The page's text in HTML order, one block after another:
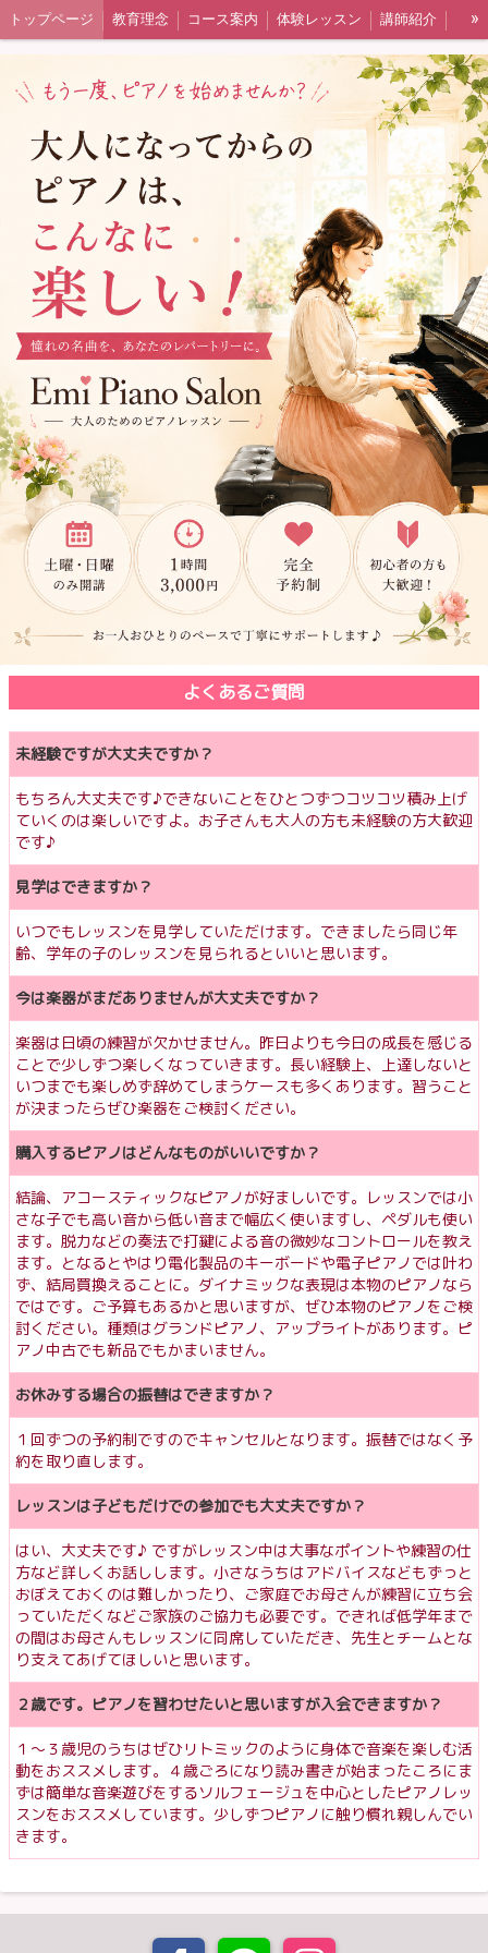
トップページ 教育理念 コース案内 体験レッスン 講師紹介
ピアノの選び方
ピアノ選びお問い合わせフォーム ギャラリー
»
よくあるご質問
未経験ですが大丈夫ですか？
もちろん大丈夫です♪できないことをひとつずつコツコツ積み上げ
ていくのは楽しいですよ。お子さんも大人の方も未経験の方大歓迎
です♪
見学はできますか？
いつでもレッスンを見学していただけます。できましたら同じ年
齢、学年の子のレッスンを見られるといいと思います。
今は楽器がまだありませんが大丈夫ですか？
楽器は日頃の練習が欠かせません。昨日よりも今日の成長を感じる
ことで少しずつ楽しくなっていきます。長い経験上、上達しないと
いつまでも楽しめず辞めてしまうケースも多くあります。習うこと
が決まったらぜひ楽器をご検討ください。
購入するピアノはどんなものがいいですか？
結論、アコースティックなピアノが好ましいです。レッスンでは小
さな子でも高い音から低い音まで幅広く使いますし、ペダルも使い
ます。脱力などの奏法で打鍵による音の微妙なコントロールを教え
ます。となるとやはり電化製品のキーボードや電子ピアノでは叶わ
ず、結局買換えることに。ダイナミックな表現は本物のピアノなら
ではです。ご予算もあるかと思いますが、ぜひ本物のピアノをご検
討ください。種類はグランドピアノ、アップライトがあります。ピ
アノ中古でも新品でもかまいません。
お休みする場合の振替はできますか？
１回ずつの予約制ですのでキャンセルとなります。振替ではなく予
約を取り直します。
レッスンは子どもだけでの参加でも大丈夫ですか？
はい、大丈夫です♪ ですがレッスン中は大事なポイントや練習の仕
方など詳しくお話しします。小さなうちはアドバイスなどもずっと
おぼえておくのは難しかったり、ご家庭でお母さんが練習に立ち会
っていただくなどご家族のご協力も必要です。できれば低学年まで
の間はお母さんもレッスンに同席していただき、先生とチームとな
り支えてあげてほしいと思います。
２歳です。ピアノを習わせたいと思いますが入会できますか？
１〜３歳児のうちはぜひリトミックのように身体で音楽を楽しむ活
動をおススメします。４歳ごろになり読み書きが始まったころにま
ずは簡単な音楽遊びをするソルフェージュを中心としたピアノレッ
スンをおススメしています。少しずつピアノに触り慣れ親しんでい
きます。